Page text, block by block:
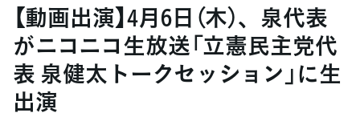
【動画出演】4月6日（木）、泉代表
がニコニコ生放送「立憲民主党代
表 泉健太トークセッション」に生
出演